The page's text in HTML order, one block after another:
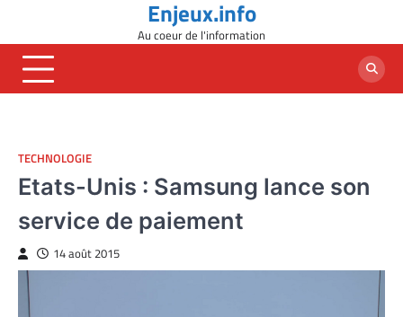
content
Enjeux.info
Au coeur de l'information
TECHNOLOGIE
Etats-Unis : Samsung lance son
service de paiement
14 août 2015